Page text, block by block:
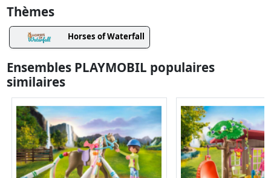
Thèmes
Horses of Waterfall
Ensembles PLAYMOBIL populaires
similaires